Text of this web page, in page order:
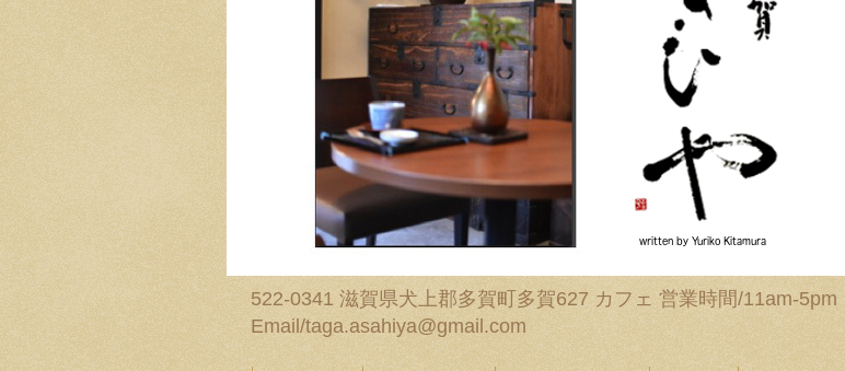
522-0341 滋賀県犬上郡多賀町多賀627 カフェ 営業時間/11am-
Email/taga.asahiya@gmail.com